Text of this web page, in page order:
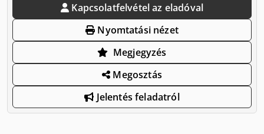
Kapcsolatfelvétel az eladóval
Nyomtatási nézet
Megjegyzés
Megosztás
Jelentés feladatról